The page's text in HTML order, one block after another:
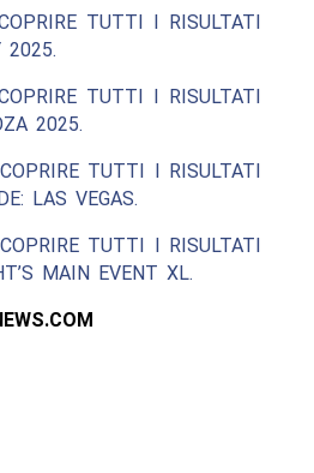
TUTTI I RISULTATI
2025.
TUTTI I RISULTATI
2025.
TUTTI I RISULTATI
LAS VEGAS.
TUTTI I RISULTATI
MAIN EVENT XL.